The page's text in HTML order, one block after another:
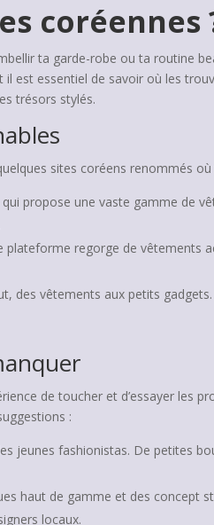
coréennes
ta garde-robe ou ta routine
est essentiel de savoir où les
trésors stylés.
sites coréens renommés
propose une vaste gamme de
regorge de vêtements
des vêtements aux petits
de toucher et d’essayer les
:
jeunes fashionistas. De petites
haut de gamme et des concept
locaux.